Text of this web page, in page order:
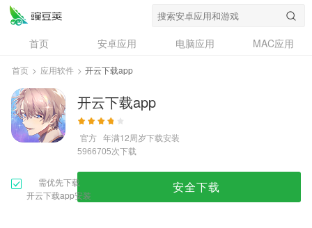
首页 安卓应用 电脑应用
MAC应用
资讯
专题
问答
首页 > 应用软件 > 开云下载app
开云下载app
官方 年满12周岁下载安装
5966705次下载
需优先下载
开云下载app安装
安全下载